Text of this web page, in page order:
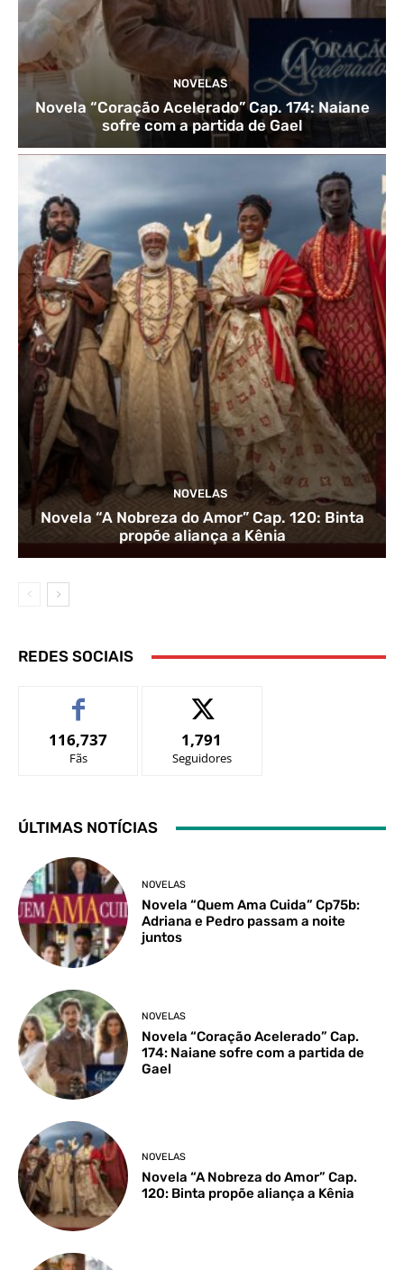
NOVELAS
Novela “Coração Acelerado” Cap. 174: Naiane
sofre com a partida de Gael
NOVELAS
Novela “A Nobreza do Amor” Cap. 120: Binta
propõe aliança a Kênia
REDES SOCIAIS
116,737
Fãs
1,791
Seguidores
ÚLTIMAS NOTÍCIAS
NOVELAS
Novela “Quem Ama Cuida” Cp75b:
Adriana e Pedro passam a noite
juntos
NOVELAS
Novela “Coração Acelerado” Cap.
174: Naiane sofre com a partida de
Gael
NOVELAS
Novela “A Nobreza do Amor” Cap.
120: Binta propõe aliança a Kênia